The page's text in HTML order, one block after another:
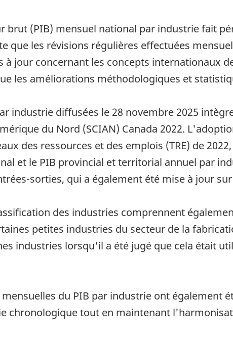
brut (PIB) mensuel national par industrie fait
que les révisions régulières effectuées
à jour concernant les concepts internationaux
les améliorations méthodologiques et
industrie diffusées le 28 novembre 2025
du Nord (SCIAN) Canada 2022.
des ressources et des emplois (TRE) de
et le PIB provincial et territorial annuel par
sorties, qui a également été mise à jour sur
des industries comprennent
petites industries du secteur de la
industries lorsqu'il a été jugé que cela était
du PIB par industrie ont également
chronologique tout en maintenant